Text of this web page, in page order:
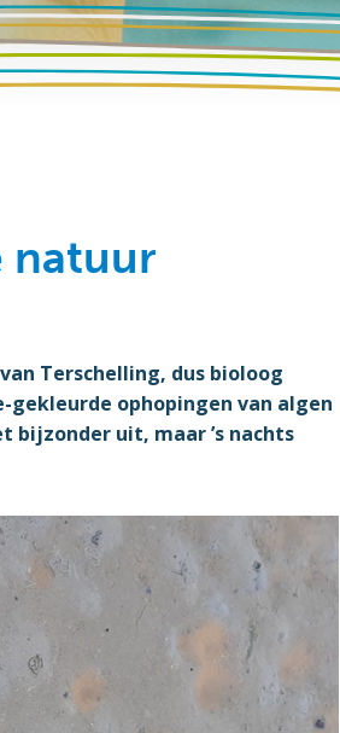
natuur
Terschelling, dus bioloog
ophopingen van algen
bijzonder uit, maar ’s nachts